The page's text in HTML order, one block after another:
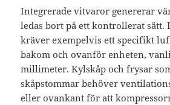
Integrerade vitvaror genererar
ledas bort på ett kontrollerat sätt.
kräver exempelvis ett specifikt
bakom och ovanför enheten,
millimeter. Kylskåp och frysar
skåpstommar behöver
eller ovankant för att